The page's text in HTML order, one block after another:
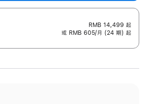
RMB 14,499 起
或 RMB 605/月 (24 期) 起